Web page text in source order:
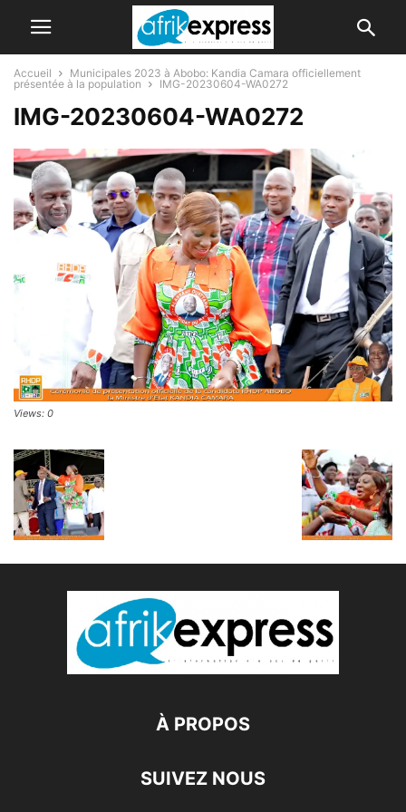
Accueil
Municipales 2023 à Abobo: Kandia Camara officiellement
présentée à la population
IMG-20230604-WA0272
IMG-20230604-WA0272
Views: 0
À PROPOS
SUIVEZ NOUS